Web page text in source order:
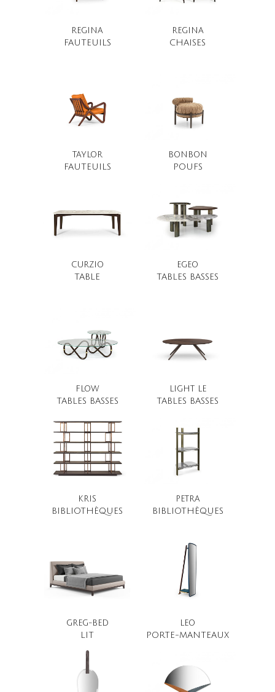
REGINA
FAUTEUILS
REGINA
CHAISES
TAYLOR
FAUTEUILS
BONBON
POUFS
CURZIO
TABLE
EGEO
TABLES BASSES
FLOW
TABLES BASSES
LIGHT LE
TABLES BASSES
KRIS
BIBLIOTHÈQUES
PETRA
BIBLIOTHÈQUES
GREG-BED
LIT
LEO
PORTE-MANTEAUX